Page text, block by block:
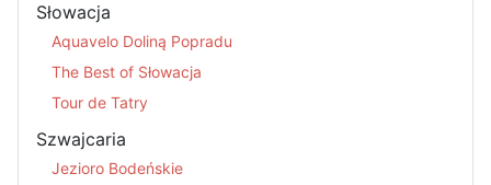
Słowacja
Aquavelo Doliną Popradu
The Best of Słowacja
Tour de Tatry
Szwajcaria
Jezioro Bodeńskie